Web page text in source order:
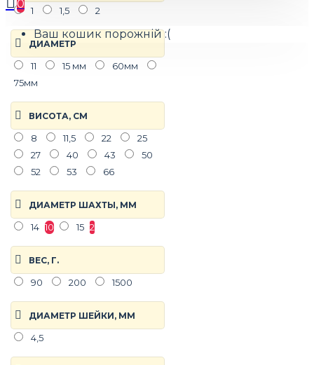
0
Ваш кошик порожній :(
1 1,5 2
ДИАМЕТР
11 15 мм
60мм
75мм
ВИСОТА, СМ
8 11,5 22
25
27
40 43
50
52
53 66
ДИАМЕТР ШАХТЫ, ММ
14 10 15 2
ВЕС, Г.
90 200 1500
ДИАМЕТР ШЕЙКИ, ММ
4,5